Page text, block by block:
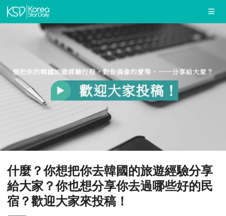
什麼？你想把你去韓國的旅遊經驗分享
給大家？你也想分享你去過哪些好的民
宿？歡迎大家來投稿！